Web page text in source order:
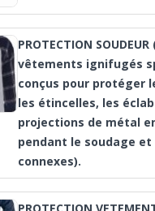
PROTECTION
vêtements ignifugés
conçus pour protéger
les étincelles, les
projections de métal
pendant le soudage
connexes).